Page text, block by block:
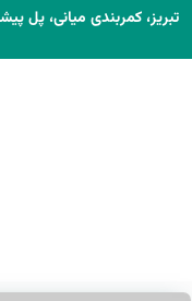
تبریز، کمربندی میانی، پل